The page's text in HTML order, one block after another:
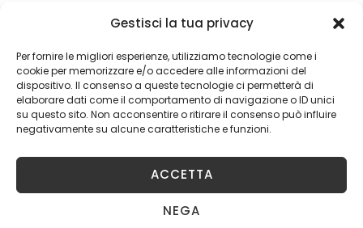
Gestisci la tua privacy
Per fornire le migliori esperienze, utilizziamo tecnologie come i
cookie per memorizzare e/o accedere alle informazioni del
dispositivo. Il consenso a queste tecnologie ci permetterà di
elaborare dati come il comportamento di navigazione o ID unici
su questo sito. Non acconsentire o ritirare il consenso può influire
negativamente su alcune caratteristiche e funzioni.
ACCETTA
NEGA